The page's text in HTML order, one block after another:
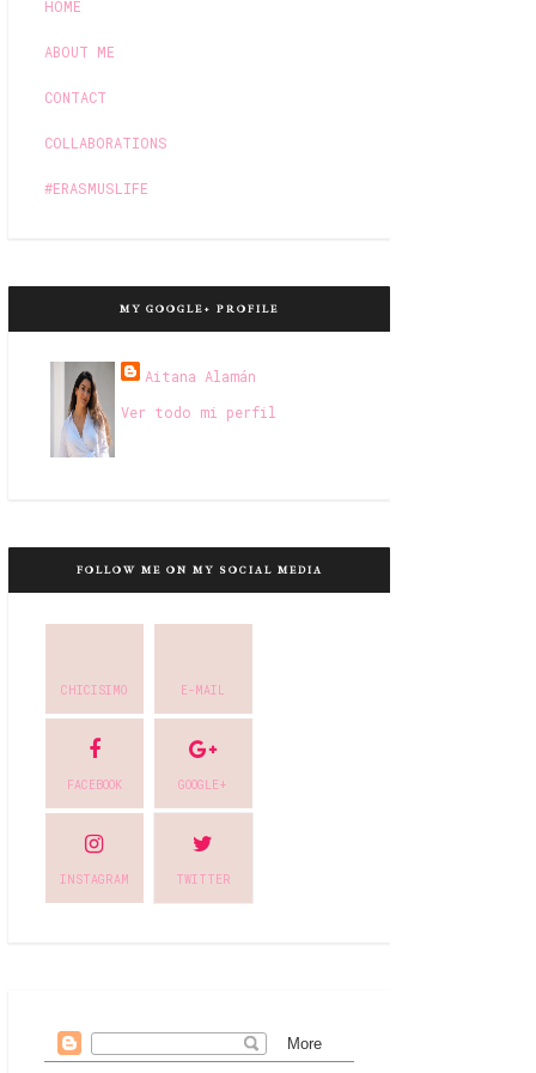
HOME
ABOUT ME
CONTACT
COLLABORATIONS
#ERASMUSLIFE
MY GOOGLE+ PROFILE
Aitana Alamán
Ver todo mi perfil
FOLLOW ME ON MY SOCIAL MEDIA
CHICISIMO E-MAIL
FACEBOOK GOOGLE+
INSTAGRAM TWITTER